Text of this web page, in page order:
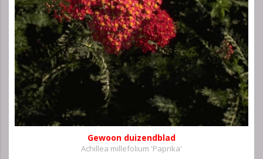
Gewoon duizendblad
Achillea millefolium 'Paprika'